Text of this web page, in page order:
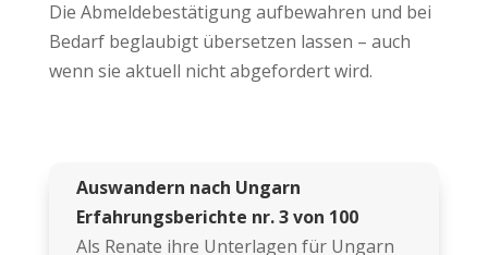
Die Abmeldebestätigung aufbewahren und bei
Bedarf beglaubigt übersetzen lassen – auch
wenn sie aktuell nicht abgefordert wird.
Auswandern nach Ungarn
Erfahrungsberichte nr. 3 von 100
Als Renate ihre Unterlagen für Ungarn